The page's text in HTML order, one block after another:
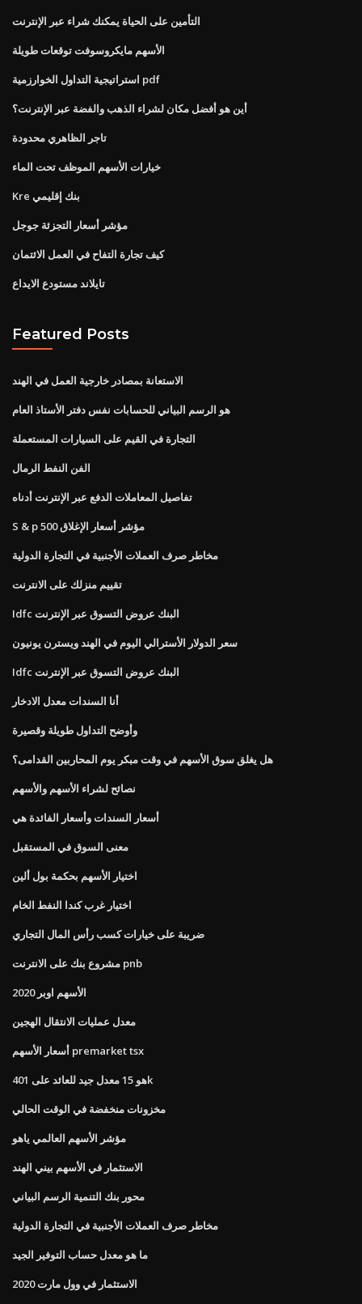
التأمين على الحياة يمكنك شراء عبر الإنترنت
الأسهم مايكروسوفت توقعات طويلة
استراتيجية التداول الخوارزمية pdf
أين هو أفضل مكان لشراء الذهب والفضة عبر الإنترنت؟
تاجر الظاهري محدودة
خيارات الأسهم الموظف تحت الماء
Kre بنك إقليمي
مؤشر أسعار التجزئة جوجل
كيف تجارة التفاح في العمل الائتمان
تايلاند مستودع الايداع
Featured Posts
الاستعانة بمصادر خارجية العمل في الهند
هو الرسم البياني للحسابات نفس دفتر الأستاذ العام
التجارة في القيم على السيارات المستعملة
الفن النفط الرمال
تفاصيل المعاملات الدفع عبر الإنترنت أدناه
S & p 500 مؤشر أسعار الإغلاق
مخاطر صرف العملات الأجنبية في التجارة الدولية
تقييم منزلك على الانترنت
Idfc البنك عروض التسوق عبر الإنترنت
سعر الدولار الأسترالي اليوم في الهند ويسترن يونيون
Idfc البنك عروض التسوق عبر الإنترنت
أنا السندات معدل الادخار
وأوضح التداول طويلة وقصيرة
هل يغلق سوق الأسهم في وقت مبكر يوم المحاربين القدامى؟
نصائح لشراء الأسهم والأسهم
أسعار السندات وأسعار الفائدة هي
معنى السوق في المستقبل
اختيار الأسهم بحكمة بول ألين
اختيار غرب كندا النفط الخام
ضريبة على خيارات كسب رأس المال التجاري
مشروع بنك على الانترنت pnb
الأسهم اوبر 2020
معدل عمليات الانتقال الهجين
أسعار الأسهم premarket tsx
هو 15 معدل جيد للعائد على 401k
مخزونات منخفضة في الوقت الحالي
مؤشر الأسهم العالمي ياهو
الاستثمار في الأسهم بيني الهند
محور بنك التنمية الرسم البياني
مخاطر صرف العملات الأجنبية في التجارة الدولية
ما هو معدل حساب التوفير الجيد
الاستثمار في وول مارت 2020